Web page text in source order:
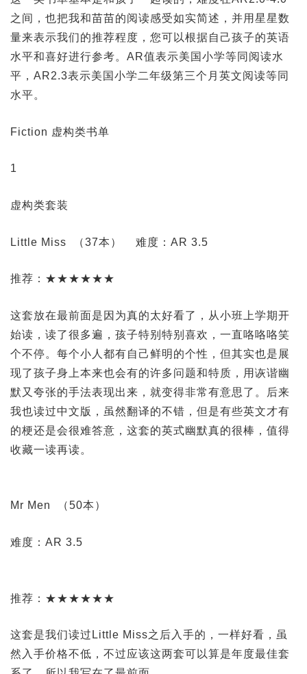
之间，也把我和苗苗的阅读感受如实简述，并用星星数
量来表示我们的推荐程度，您可以根据自己孩子的英语
水平和喜好进行参考。AR值表示美国小学等同阅读水
平，AR2.3表示美国小学二年级第三个月英文阅读等同
水平。
Fiction 虚构类书单
1
虚构类套装
Little Miss （37本） 难度：AR 3.5
推荐：★★★★★★
这套放在最前面是因为真的太好看了，从小班上学期开
始读，读了很多遍，孩子特别特别喜欢，一直咯咯咯笑
个不停。每个小人都有自己鲜明的个性，但其实也是展
现了孩子身上本来也会有的许多问题和特质，用诙谐幽
默又夸张的手法表现出来，就变得非常有意思了。后来
我也读过中文版，虽然翻译的不错，但是有些英文才有
的梗还是会很难答意，这套的英式幽默真的很棒，值得
收藏一读再读。
Mr Men （50本）
难度：AR 3.5
推荐：★★★★★★
这套是我们读过Little Miss之后入手的，一样好看，虽
然入手价格不低，不过应该这两套可以算是年度最佳套